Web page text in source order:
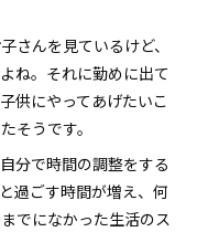
さんを見ているけど、
ね。それに勤めに出て
供にやってあげたいこ
そうです。
分で時間の調整をする
過ごす時間が増え、何
でになかった生活のス